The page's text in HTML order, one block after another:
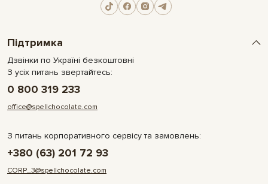
Підтримка
Дзвінки по Україні безкоштовні
З усіх питань звертайтесь:
0 800 319 233
office@spellchocolate.com
З питань корпоративного сервісу та замовлень:
+380 (63) 201 72 93
CORP_3@spellchocolate.com